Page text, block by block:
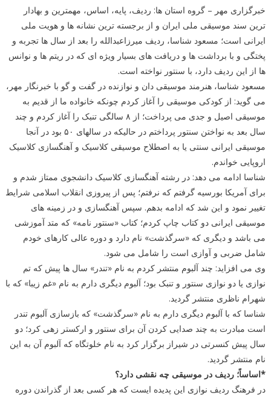
خبرگزاری مهر – گروه استان ها: ردیف، پایه، اساس، مهمترین و بهادار
ترین سند موسیقی ملی ایران و از برجسته ترین نشانه ها و هویت ملی
ایرانی است؛ مسعود شناسا، ردیف میرزاعبدالله را بعد از سال ها تجربه و
پختگی و با برداشت ها و دریافت های بسیار ویژه ای که در ریتم ها و نوانس
ها از این ردیف دارد، با سنتور نواخته است.
مسعود شناسا، هنرمند موسیقی دان و نوازنده در گفت و گو با خبرنگار مهر،
می گوید: از کودکی موسیقی را آغاز کردم چونکه خانواده ما از قدیم به
موسیقی اصیل و جدی می پرداخت؛ از ۸ سالگی تنبک را آغاز کردم و چند
سال بعد به نواختن سنتور پرداختم در حالیکه در سالهای ۵۰ بود در آنجا
موسیقی ایرانی سنتی یا به اصطلاح موسیقی کلاسیک و آهنگسازی کلاسیک
اروپایی خواندم.
شناسا ادامه می دهد: در رشته آهنگسازی کلاسیک دانشجوی ممتاز شدم و
برای آمریکا بورسیه گرفتم که نرفتم؛ پس از پیروزی انقلاب اسلامی شرایط
تغییر نمود و این شد که ادامه بدهم. سپس آهنگسازی و در زمینه های
موسیقی ایرانی دو کتاب چاپ کردم؛ کتاب «سنتور نامه» که متد آموزشی
می باشد و دیگری که «سرگذشت» نام دارد و دوره عالی کارهای خودم
شامل ضربی و آوازی است را شامل می شود.
وی می افزاید: چند آلبوم منتشر کردم به نام «تندر» سال ها پیش که تم
نوازی یا دو نوازی سنتور و تنبک بود؛ آلبوم دیگری دارم به نام «غم زیبا» که با
شهرام ناظری منتشر گردید.
شناسا که با آلبوم دیگری دارم به نام «سرگذشت» که بازسازی آلبوم تندر
است مبادرت به چند صدایی کردن آن برای سنتور و ارکستر زهی کرد؛ دو
سال پیش کنسرتی در شیراز برگزار کرد به نام خلوتگاه که آلبوم آن به این
نام منتشر گردید.
*اساساً؛ ردیف در موسیقی چه نقشی دارد؟
در فرهنگ ردیف نوازی این پدیده ایست که هر کسی بعد از گذراندن دوره